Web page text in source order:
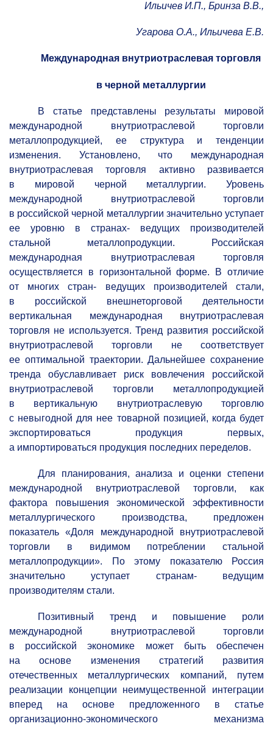
Ильичев И.П., Бринза В.В.,
Угарова О.А., Ильичева Е.В.
Международная внутриотраслевая торговля
в черной металлургии
В статье представлены результаты мировой
международной внутриотраслевой торговли
металлопродукцией, ее структура и тенденции
изменения. Установлено, что международная
внутриотраслевая торговля активно развивается
в мировой черной металлургии. Уровень
международной внутриотраслевой торговли
в российской черной металлургии значительно уступает
ее уровню в странах- ведущих производителей
стальной металлопродукции. Российская
международная внутриотраслевая торговля
осуществляется в горизонтальной форме. В отличие
от многих стран- ведущих производителей стали,
в российской внешнеторговой деятельности
вертикальная международная внутриотраслевая
торговля не используется. Тренд развития российской
внутриотраслевой торговли не соответствует
ее оптимальной траектории. Дальнейшее сохранение
тренда обуславливает риск вовлечения российской
внутриотраслевой торговли металлопродукцией
в вертикальную внутриотраслевую торговлю
с невыгодной для нее товарной позицией, когда будет
экспортироваться продукция первых,
а импортироваться продукция последних переделов.
Для планирования, анализа и оценки степени
международной внутриотраслевой торговли, как
фактора повышения экономической эффективности
металлургического производства, предложен
показатель «Доля международной внутриотраслевой
торговли в видимом потреблении стальной
металлопродукции». По этому показателю Россия
значительно уступает странам- ведущим
производителям стали.
Позитивный тренд и повышение роли
международной внутриотраслевой торговли
в российской экономике может быть обеспечен
на основе изменения стратегий развития
отечественных металлургических компаний, путем
реализации концепции неимущественной интеграции
вперед на основе предложенного в статье
организационно-экономического механизма